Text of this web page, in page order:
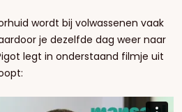
wordt bij volwassenen vaak
je dezelfde dag weer naar
legt in onderstaand filmje uit